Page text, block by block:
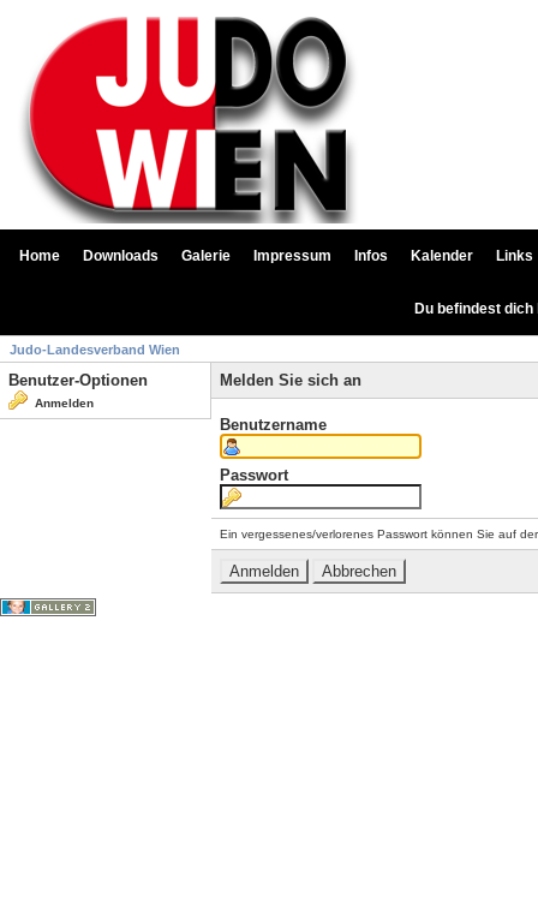
Home Downloads Galerie Impressum Infos Kalender Links
Du befindest
Judo-Landesverband Wien
Benutzer-Optionen
Anmelden
Melden Sie sich an
Benutzername
Passwort
Ein vergessenes/verlorenes Passwort können Sie auf